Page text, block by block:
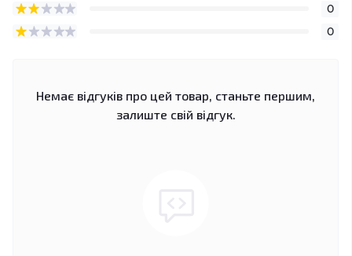
0
0
Немає відгуків про цей товар, станьте першим,
залиште свій відгук.